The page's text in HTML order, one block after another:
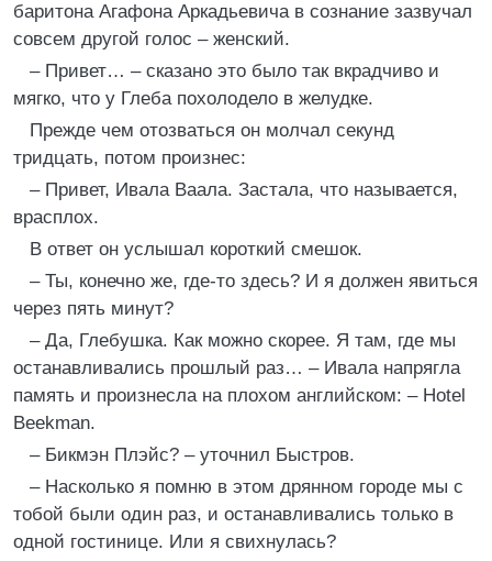
баритона Агафона Аркадьевича в сознание зазвучал
совсем другой голос – женский.
– Привет… – сказано это было так вкрадчиво и
мягко, что у Глеба похолодело в желудке.
Прежде чем отозваться он молчал секунд
тридцать, потом произнес:
– Привет, Ивала Ваала. Застала, что называется,
врасплох.
В ответ он услышал короткий смешок.
– Ты, конечно же, где-то здесь? И я должен явиться
через пять минут?
– Да, Глебушка. Как можно скорее. Я там, где мы
останавливались прошлый раз… – Ивала напрягла
память и произнесла на плохом английском: – Hotel
Beekman.
– Бикмэн Плэйс? – уточнил Быстров.
– Насколько я помню в этом дрянном городе мы с
тобой были один раз, и останавливались только в
одной гостинице. Или я свихнулась?